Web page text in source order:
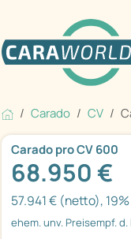
Carado CV
Carado pro CV 600
68.950 €
57.941 € (netto),
ehem. unv. Preisempf.